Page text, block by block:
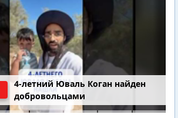
4-летний Юваль Коган найден
добровольцами